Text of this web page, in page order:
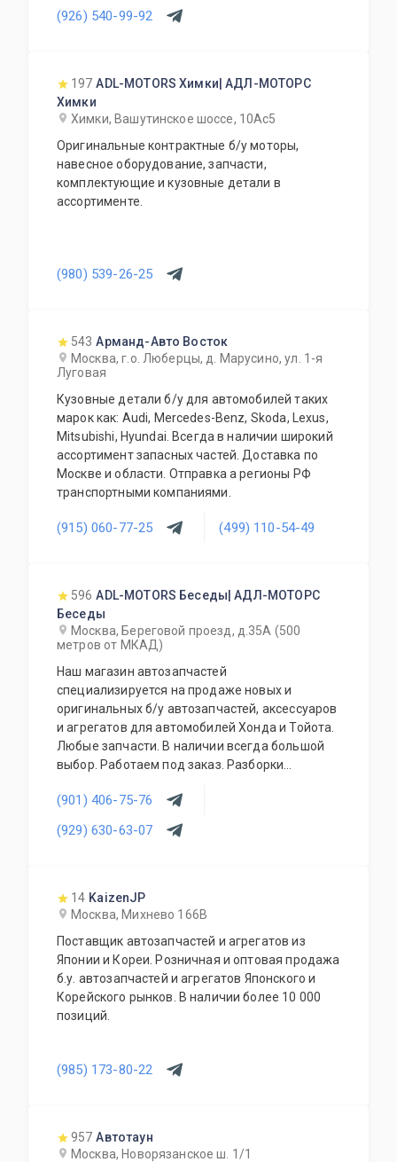
на всю продукцию. Приемлемые цены и
система скидок для постоянных и оптовых
(926) 540-99-92
197 ADL-MOTORS Химки| АДЛ-МОТОРС
Химки
Химки, Вашутинское шоссе, 10Ас5
Оригинальные контрактные б/у моторы,
навесное оборудование, запчасти,
комплектующие и кузовные детали в
ассортименте.
(980) 539-26-25
543 Арманд-Авто Восток
Москва, г.о. Люберцы, д. Марусино, ул. 1-я
Луговая
Кузовные детали б/у для автомобилей таких
марок как: Audi, Mercedes-Benz, Skoda, Lexus,
Mitsubishi, Hyundai. Всегда в наличии широкий
ассортимент запасных частей. Доставка по
Москве и области. Отправка а регионы РФ
транспортными компаниями.
(915) 060-77-25 (499) 110-54-49
596 ADL-MOTORS Беседы| АДЛ-МОТОРС
Беседы
Москва, Береговой проезд, д.35А (500
метров от МКАД)
Наш магазин автозапчастей
специализируется на продаже новых и
оригинальных б/у автозапчастей, аксессуаров
и агрегатов для автомобилей Хонда и Тойота.
Любые запчасти. В наличии всегда большой
выбор. Работаем под заказ. Разборки
система скидок. Работа с региональными
клиентами. Ежедневный рабочий график.
(901) 406-75-76
(929) 630-63-07
14 KaizenJP
Москва, Михнево 166В
Поставщик автозапчастей и агрегатов из
Японии и Кореи. Розничная и оптовая продажа
б.у. автозапчастей и агрегатов Японского и
Корейского рынков. В наличии более 10 000
позиций.
(985) 173-80-22
957 Автотаун
Москва, Новорязанское ш. 1/1